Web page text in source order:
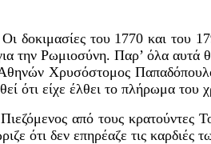
Οι δοκιμασίες του 1770 και του
την Ρωμιοσύνη. Παρ’ όλα αυτά
Χρυσόστομος
ότι είχε έλθει το πλήρωμα του
Πιεζόμενος από τους κρατούντες
ότι δεν επηρέαζε τις καρδιές